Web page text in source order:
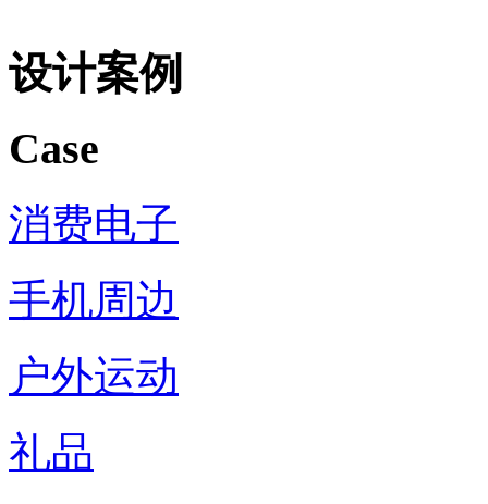
设计案例
Case
消费电子
手机周边
户外运动
礼品